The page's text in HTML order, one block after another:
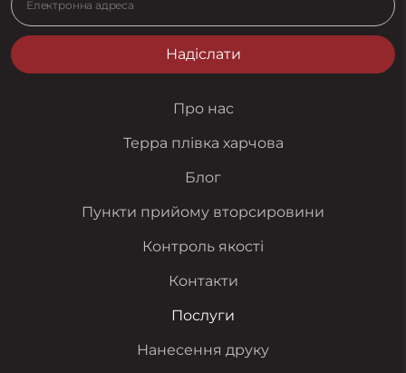
Надіслати
Про нас
Терра плівка харчова
Блог
Пункти прийому вторсировини
Контроль якості
Контакти
Послуги
Нанесення друку